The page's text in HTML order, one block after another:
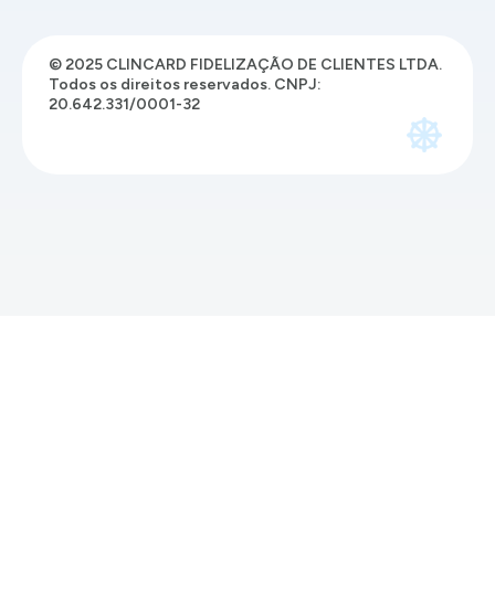
© 2025 CLINCARD FIDELIZAÇÃO DE CLIENTES LTDA.
Todos os direitos reservados. CNPJ:
20.642.331/0001-32